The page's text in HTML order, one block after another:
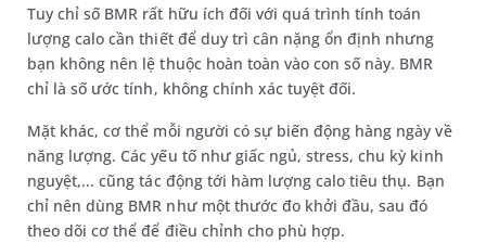
Tuy chỉ số BMR rất hữu ích đối với quá trình tính toán
lượng calo cần thiết để duy trì cân nặng ổn định nhưng
bạn không nên lệ thuộc hoàn toàn vào con số này. BMR
chỉ là số ước tính, không chính xác tuyệt đối.
Mặt khác, cơ thể mỗi người có sự biến động hàng ngày về
năng lượng. Các yếu tố như giấc ngủ, stress, chu kỳ kinh
nguyệt,... cũng tác động tới hàm lượng calo tiêu thụ. Bạn
chỉ nên dùng BMR như một thước đo khởi đầu, sau đó
theo dõi cơ thể để điều chỉnh cho phù hợp.